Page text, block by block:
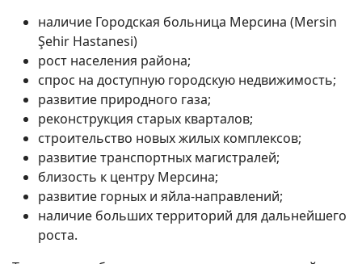
наличие Городская больница Мерсина (Mersin
Şehir Hastanesi)
рост населения района;
спрос на доступную городскую недвижимость;
развитие природного газа;
реконструкция старых кварталов;
строительство новых жилых комплексов;
развитие транспортных магистралей;
близость к центру Мерсина;
развитие горных и яйла-направлений;
наличие больших территорий для дальнейшего
роста.